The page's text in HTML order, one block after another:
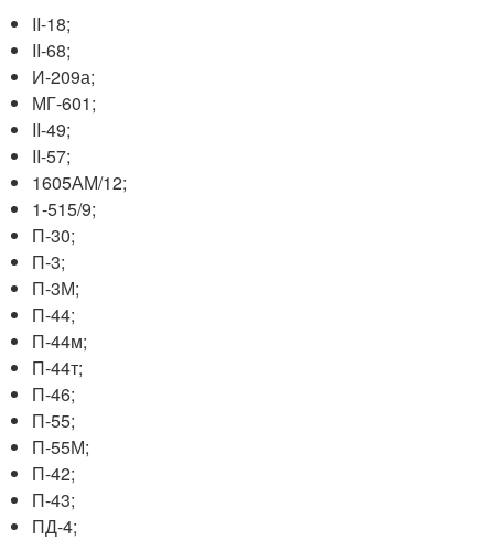
II-18;
II-68;
И-209а;
МГ-601;
II-49;
II-57;
1605АМ/12;
1-515/9;
П-30;
П-3;
П-3М;
П-44;
П-44м;
П-44т;
П-46;
П-55;
П-55М;
П-42;
П-43;
ПД-4;